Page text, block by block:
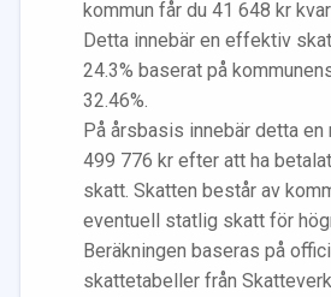
kommun får du 41 648 kr
Detta innebär en effektiv
24.3% baserat på
32.46%.
På årsbasis innebär detta en
499 776 kr efter att ha betalat
skatt. Skatten består av
eventuell statlig skatt för
Beräkningen baseras på
skattetabeller från